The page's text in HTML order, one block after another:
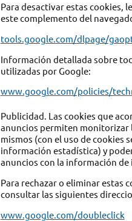
Para desactivar estas cookies,
este complemento del
tools.google.com/dlpage/
Información detallada sobre
utilizadas por Google:
www.google.com/policies/
Publicidad. Las cookies que
anuncios permiten monitorizar
mismos (con el uso de cookies
información estadística) y
anuncios con la información
Para rechazar o eliminar estas
consultar las siguientes
www.google.com/doubleclick